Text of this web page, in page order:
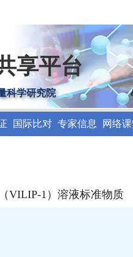
享平台
科学研究院
国际比对 专家信息 网络
VILIP-1）溶液标准物质